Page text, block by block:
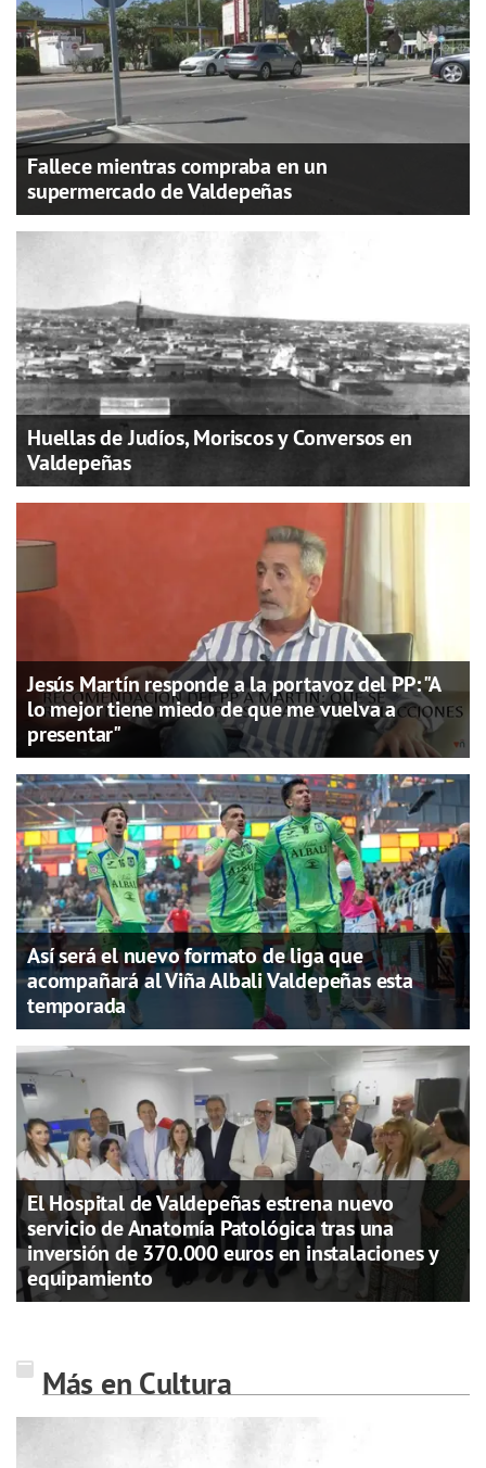
Fallece mientras compraba en un
supermercado de Valdepeñas
Huellas de Judíos, Moriscos y Conversos en
Valdepeñas
Jesús Martín responde a la portavoz del PP: "A
lo mejor tiene miedo de que me vuelva a
presentar"
Así será el nuevo formato de liga que
acompañará al Viña Albali Valdepeñas esta
temporada
El Hospital de Valdepeñas estrena nuevo
servicio de Anatomía Patológica tras una
inversión de 370.000 euros en instalaciones y
equipamiento
Más en Cultura